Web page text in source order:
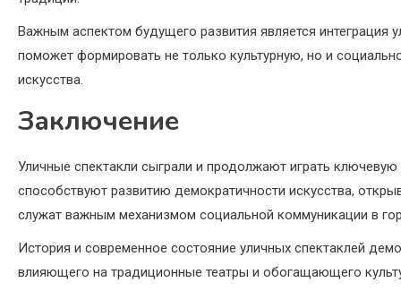
Важным аспектом будущего развития является интеграция
поможет формировать не только культурную, но и
искусства.
Заключение
Уличные спектакли сыграли и продолжают играть
способствуют развитию демократичности искусства,
служат важным механизмом социальной коммуникации в
История и современное состояние уличных спектаклей
влияющего на традиционные театры и обогащающего